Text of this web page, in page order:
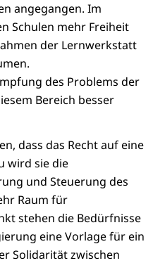
angegangen. Im
Schulen mehr Freiheit
der Lernwerkstatt
des Problems der
Bereich besser
dass das Recht auf eine
wird sie die
und Steuerung des
Raum für
stehen die Bedürfnisse
eine Vorlage für ein
Solidarität zwischen